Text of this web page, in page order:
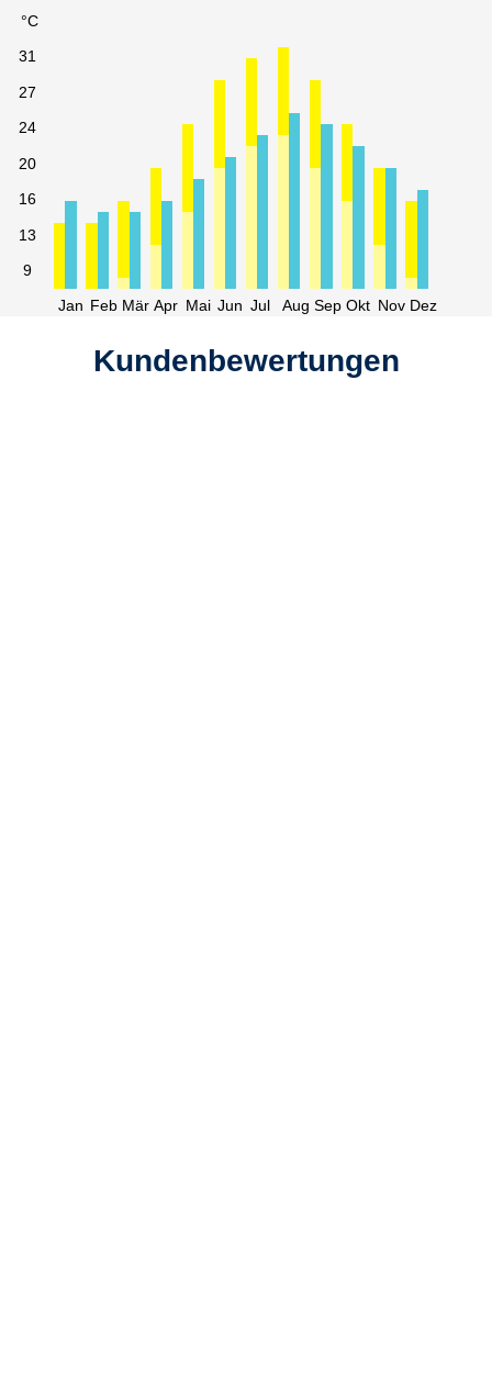
°C
31
27
24
20
16
13
9
Jan Feb Mär Apr Mai Jun Jul Aug Sep Okt Nov Dez
Kundenbewertungen